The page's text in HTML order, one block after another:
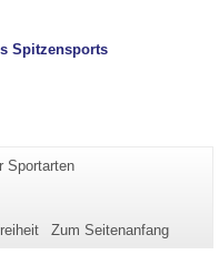
Sportarten
Zum Seitenanfang